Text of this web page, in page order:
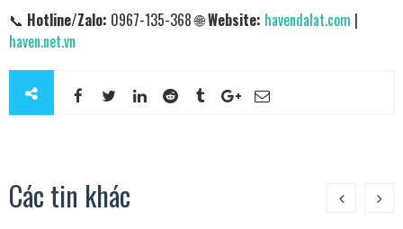
📞 Hotline/Zalo: 0967-135-368 🌐Website: havendalat.com |
haven.net.vn
Các tin khác